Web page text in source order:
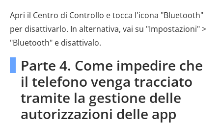
Apri il Centro di Controllo e tocca l'icona "Bluetooth"
per disattivarlo. In alternativa, vai su "Impostazioni" >
"Bluetooth" e disattivalo.
Parte 4. Come impedire che
il telefono venga tracciato
tramite la gestione delle
autorizzazioni delle app